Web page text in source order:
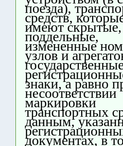
поезда),
средств,
имеют скрытые,
поддельные,
измененные
узлов и
знаки, а равно
несоответствии
маркировки
транспортных
данным,
документах, в